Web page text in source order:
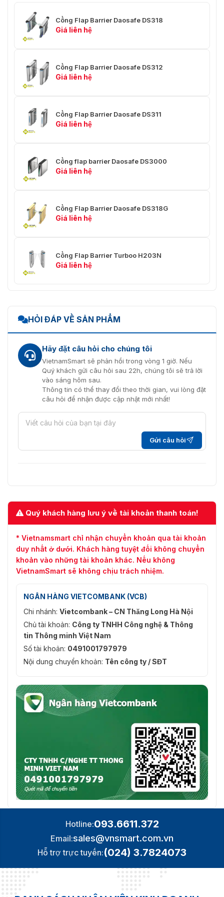
Nếu bạn đang tìm kiếm một địa chỉ phân phối uy tín cho
Cổng Flap Barrier DSN-30,
Vietnamsmart
hàng đầu bạn không thể bỏ qua. Với nhiều năm kinh
nghiệm, Vietnamsmart cam kết mang đến sản phẩm
chính hãng, chất lượng cao cùng dịch vụ chăm sóc
khách hàng tận tâm. Chúng tôi tự hào là đối tác tin cậy
bảo mật tiên tiến với giá cả hợp lý.
Cổng Flap Barrier Daosafe DS318
Giá liên hệ
Cổng Flap Barrier Daosafe DS312
Giá liên hệ
Cổng Flap Barrier Daosafe DS311
Giá liên hệ
Cổng flap barrier Daosafe DS3000
Giá liên hệ
Cổng Flap Barrier Daosafe DS318G
Giá liên hệ
Cổng Flap Barrier Turboo H203N
Giá liên hệ
HỎI ĐÁP VỀ SẢN PHẨM
Hãy đặt câu hỏi cho chúng tôi
VietnamSmart sẽ phản hồi trong vòng 1 giờ. Nếu
Quý khách gửi câu hỏi sau 22h, chúng tôi sẽ trả lời
vào sáng hôm sau.
Thông tin có thể thay đổi theo thời gian, vui lòng đặt
câu hỏi để nhận được cập nhật mới nhất!
Gửi câu hỏi
Quý khách hàng lưu ý về tài khoản thanh toán!
* Vietnamsmart chỉ nhận chuyển khoản qua tài khoản
duy nhất ở dưới. Khách hàng tuyệt đối không chuyển
khoản vào những tài khoản khác. Nếu không
VietnamSmart sẽ không chịu trách nhiệm.
NGÂN HÀNG VIETCOMBANK (VCB)
Chi nhánh: Vietcombank – CN Thăng Long Hà Nội
Chủ tài khoản: Công ty TNHH Công nghệ & Thông
tin Thông minh Việt Nam
Số tài khoản: 0491001797979
Nội dung chuyển khoản: Tên công ty / SĐT
Hotline:093.6611.372
Email:sales@vnsmart.com.vn
Hỗ trợ trực tuyến:(024) 3.7824073